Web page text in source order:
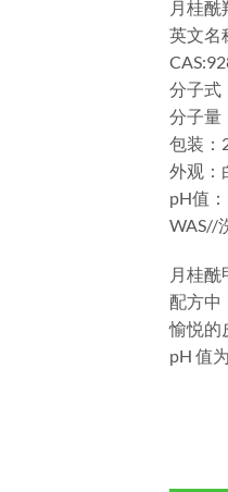
月桂
英文名
分子式
分子量
包装：
外观‍：
pH值‍
WAS//
月桂
配方中
愉悦的
pH 值